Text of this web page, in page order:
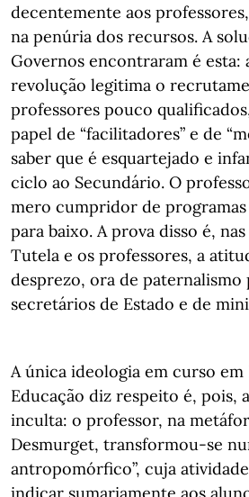
decentemente aos
na penúria dos recursos. A
Governos encontraram é esta:
revolução legitima o
professores pouco
papel de “facilitadores” e de
saber que é esquartejado e
ciclo ao Secundário. O
mero cumpridor de programas
para baixo. A prova disso é,
Tutela e os professores, a
desprezo, ora de paternalismo
secretários de Estado e de
A única ideologia em curso
Educação diz respeito é, pois,
inculta: o professor, na
Desmurget, transformou-se
antropomórfico”, cuja